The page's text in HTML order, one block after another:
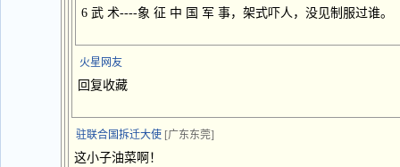
6 武 术----象 征 中 国 军 事，架式吓人，没见制服过谁。
火星网友
回复收藏
驻联合国拆迁大使 [广东东莞]
这小子油菜啊！